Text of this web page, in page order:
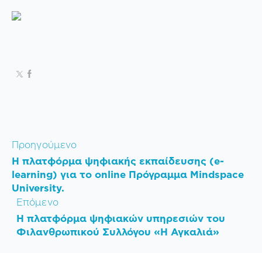
Προηγούμενο
Η πλατφόρμα ψηφιακής εκπαίδευσης (e-
learning) για το online Πρόγραμμα Mindspace
University.
Επόμενο
Η πλατφόρμα ψηφιακών υπηρεσιών του
Φιλανθρωπικού Συλλόγου «Η Αγκαλιά»